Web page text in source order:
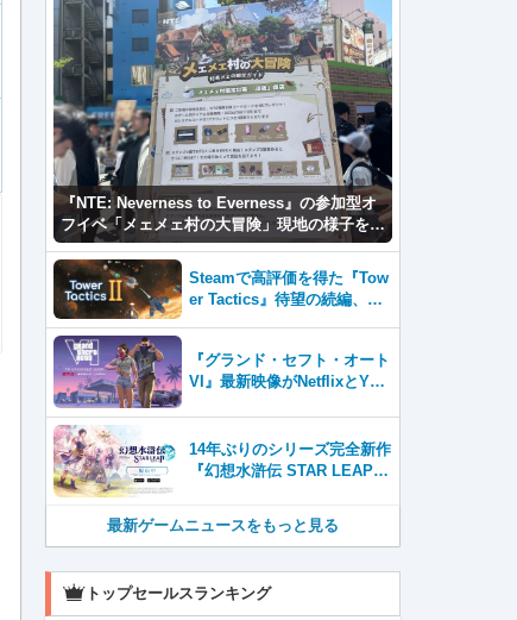
『NTE: Neverness to Everness』の参加型オ
フイベ「メェメェ村の大冒険」現地の様子をレ
ポ！ミニゲームやコスプレイヤー撮影など盛り
だくさん！
Steamで高評価を得た『Tow
er Tactics』待望の続編、『T
『グランド・セフト・オート
VI』最新映像がNetflixとYou
14年ぶりのシリーズ完全新作
『幻想水滸伝 STAR LEAP』
最新ゲームニュースをもっと見る
トップセールスランキング